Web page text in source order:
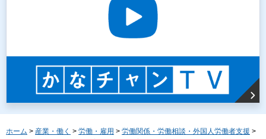
ホーム > 産業・働く > 労働・雇用 > 労働関係・労働相談・外国人労働者支援 >